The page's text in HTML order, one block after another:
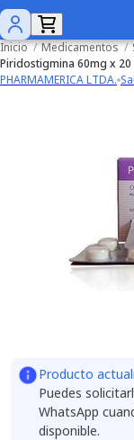
Inicio / Medicamentos /
Piridostigmina 60mg x
PHARMAMERICA LTDA.
Producto
Puedes
WhatsApp
disponible.